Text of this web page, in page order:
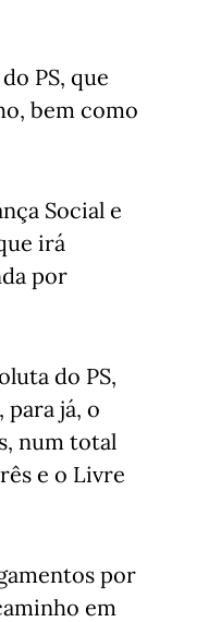
PS, que
bem como
Social e
irá
por
do PS,
para já, o
num total
e o Livre
por
em